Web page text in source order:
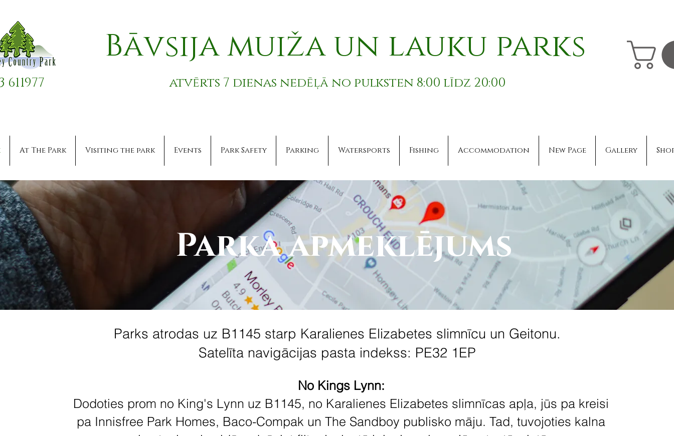
Bāvsija muiža un lauku parks
atvērts 7 dienas nedēļā no pulksten 8:00 līdz 20:00
611977
At The Park Visiting the park Events Park Safety Parking Watersports Fishing Accommodation New Page Gallery
Parka apmeklējums
Parks atrodas uz B1145 starp Karalienes Elizabetes slimnīcu un Geitonu.
Satelīta navigācijas pasta indekss: PE32 1EP
No Kings Lynn:
Dodoties prom no King's Lynn uz B1145, no Karalienes Elizabetes slimnīcas apļa, jūs pa kreisi
pa Innisfree Park Homes, Baco-Compak un The Sandboy publisko māju. Tad, tuvojoties kalna